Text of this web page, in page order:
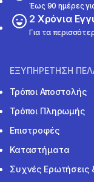
Έως 90 ημέρες
2 Χρόνια
Για τα
ΕΞΥΠΗΡΕΤΗΣΗ
Τρόποι Αποστολής
Τρόποι Πληρωμής
Επιστροφές
Καταστήματα
Συχνές Ερωτήσεις